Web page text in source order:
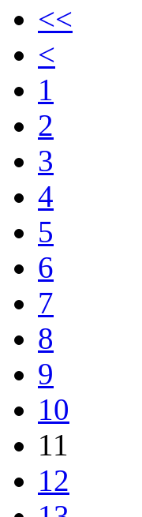
<<
<
1
2
3
4
5
6
7
8
9
10
11
12